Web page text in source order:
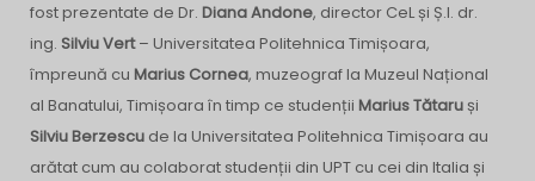
fost prezentate de Dr. Diana Andone, director CeL și Ș.l. dr.
ing. Silviu Vert– Universitatea Politehnica Timișoara,
împreună cu Marius Cornea, muzeograf la Muzeul Național
al Banatului, Timișoara în timp ce studenții Marius Tătaruși
Silviu Berzescu de la Universitatea Politehnica Timișoara au
arătat cum au colaborat studenții din UPT cu cei din Italia și